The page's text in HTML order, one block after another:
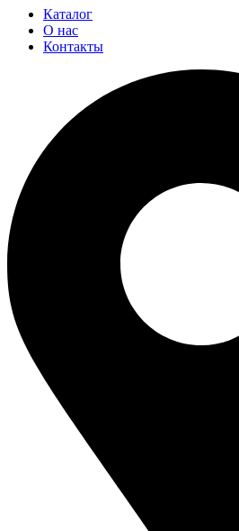
Каталог
О нас
Контакты